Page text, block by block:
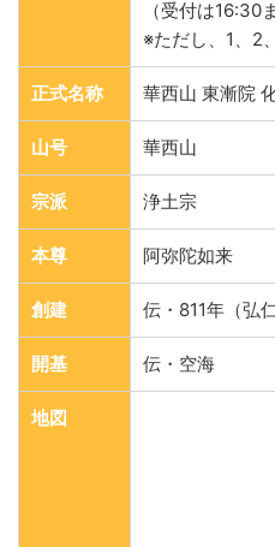
（受付は16:30
※ただし、1、2
正式名称 華西山 東漸院
山号 華西山
宗派 浄土宗
本尊 阿弥陀如来
創建 伝・811年（弘仁
開基 伝・空海
地図